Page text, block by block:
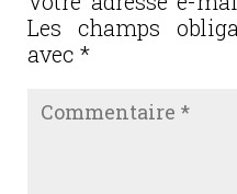
o
k
Les champs
avec *